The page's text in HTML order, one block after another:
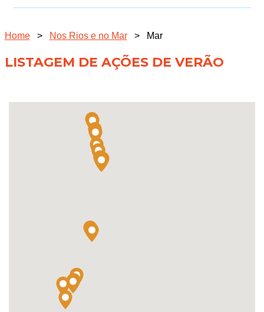
Home > Nos Rios e no Mar > Mar
LISTAGEM DE AÇÕES DE VERÃO